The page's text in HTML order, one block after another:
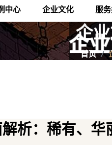
中心 企业文化 服
企
首页
析：稀有、华